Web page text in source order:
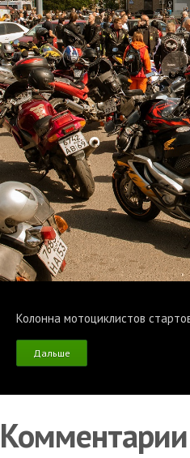
Колонна мотоциклистов
Дальше
Комментарии